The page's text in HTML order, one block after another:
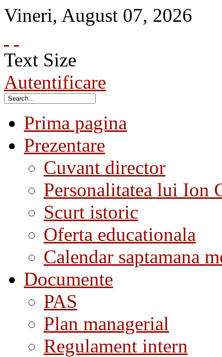
Vineri, August 07, 2026
Text Size
Autentificare
Prima pagina
Prezentare
Cuvant director
Personalitatea lui Ion
Scurt istoric
Oferta educationala
Calendar saptamana
Documente
PAS
Plan managerial
Regulament intern